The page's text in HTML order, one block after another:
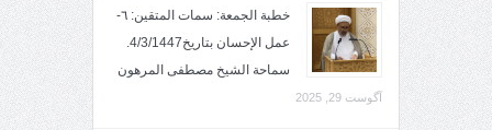
خطبة الجمعة: سمات المتقين: ٦-
عمل الإحسان بتاريخ4/3/1447.
سماحة الشيخ مصطفى المرهون
آگوست 29, 2025